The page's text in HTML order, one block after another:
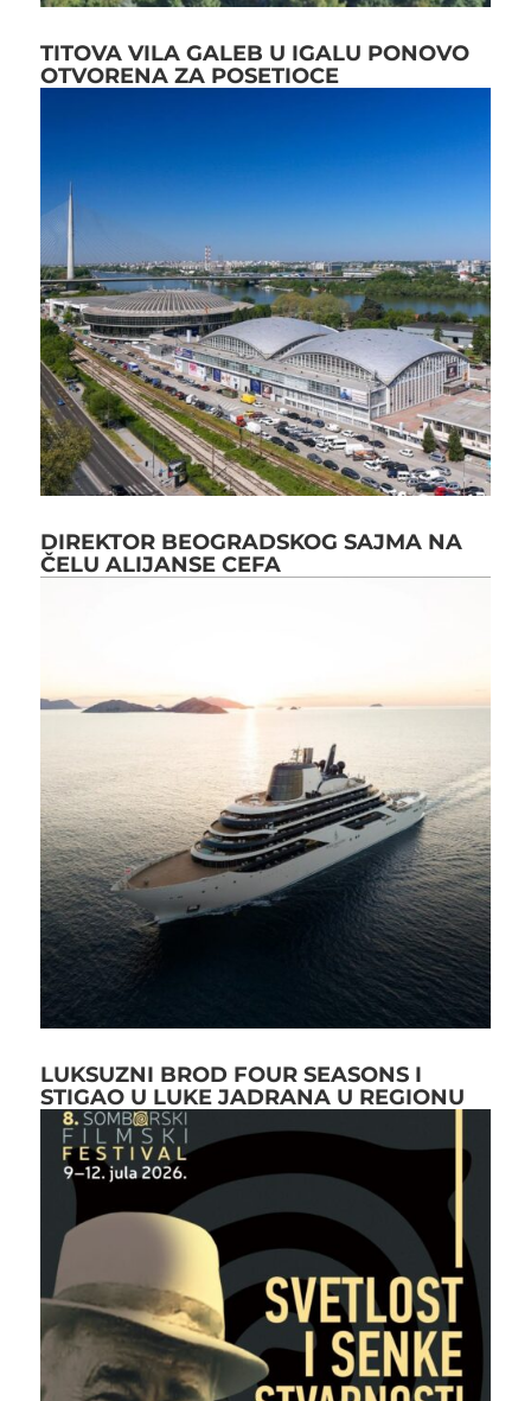
TITOVA VILA GALEB U IGALU PONOVO
OTVORENA ZA POSETIOCE
DIREKTOR BEOGRADSKOG SAJMA NA
ČELU ALIJANSE CEFA
LUKSUZNI BROD FOUR SEASONS I
STIGAO U LUKE JADRANA U REGIONU